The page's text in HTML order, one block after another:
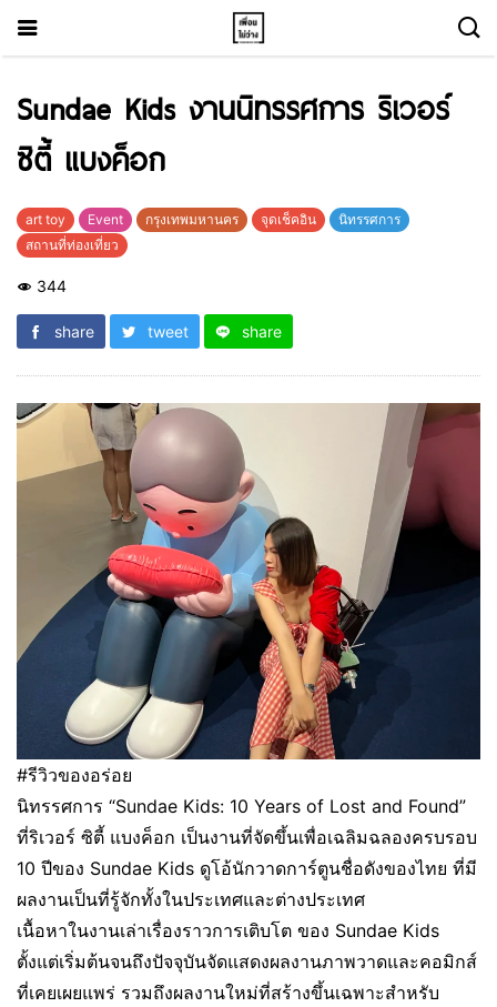
Sundae Kids งานนิทรรศการ ริเวอร์
ซิตี้ แบงค็อก
art toy Event กรุงเทพมหานคร จุดเช็คอิน
นิทรรศการ
สถานที่ท่องเที่ยว
344
share tweet share
#รีวิวของอร่อย
นิทรรศการ “Sundae Kids: 10 Years of Lost and Found”
ที่ริเวอร์ ซิตี้ แบงค็อก เป็นงานที่จัดขึ้นเพื่อเฉลิมฉลองครบรอบ
10 ปีของ Sundae Kids ดูโอ้นักวาดการ์ตูนชื่อดังของไทย ที่มี
ผลงานเป็นที่รู้จักทั้งในประเทศและต่างประเทศ
เนื้อหาในงานเล่าเรื่องราวการเติบโต ของ Sundae Kids
ตั้งแต่เริ่มต้นจนถึงปัจจุบันจัดแสดงผลงานภาพวาดและคอมิกส์
ที่เคยเผยแพร่ รวมถึงผลงานใหม่ที่สร้างขึ้นเฉพาะสำหรับ